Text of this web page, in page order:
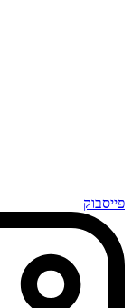
פייסבוק